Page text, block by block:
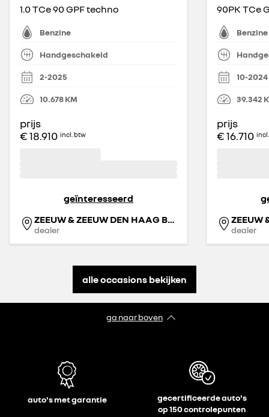
1.0 TCe 90 GPF techno
Benzine
Handgeschakeld
2-2025
10.678KM
prijs
€ 18.910 incl. btw
geïnteresseerd
ZEEUW & ZEEUW DEN HAAG BINCKHORST
dealer
90PK TCe
Benzine
10-2024
39.342
prijs
€ 16.710
ZEEUW
dealer
alle occasions bekijken
ga naar boven
auto's met garantie
gecertificeerde auto's
op 150 controlepunten